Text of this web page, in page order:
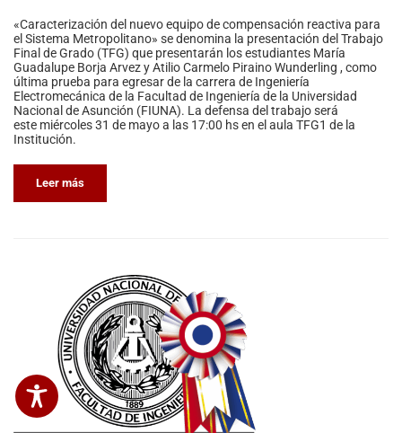
«Caracterización del nuevo equipo de compensación reactiva para
el Sistema Metropolitano» se denomina la presentación del Trabajo
Final de Grado (TFG) que presentarán los estudiantes María
Guadalupe Borja Arvez y Atilio Carmelo Piraino Wunderling , como
última prueba para egresar de la carrera de Ingeniería
Electromecánica de la Facultad de Ingeniería de la Universidad
Nacional de Asunción (FIUNA). La defensa del trabajo será
este miércoles 31 de mayo a las 17:00 hs en el aula TFG1 de la
Institución.
Leer más